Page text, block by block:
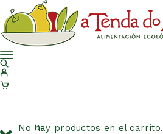
No hay productos en el carrito.
De